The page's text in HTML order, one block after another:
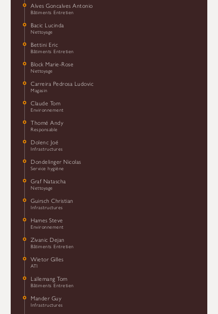
Alves Goncalves Antonio
Bâtiments Entretien
Bacic Lucinda
Nettoyage
Bettini Eric
Bâtiments Entretien
Block Marie-Rose
Nettoyage
Carreira Pedrosa Ludovic
Magasin
Claude Tom
Environnement
Thomé Andy
Responsable
Dolenc Joé
Infrastructures
Dondelinger Nicolas
Service hygiène
Graf Natascha
Nettoyage
Guirsch Christian
Infrastructures
Hames Steve
Environnement
Zivanic Dejan
Bâtiments Entretien
Wietor Gilles
ATI
Lallemang Tom
Bâtiments Entretien
Mander Guy
Infrastructures